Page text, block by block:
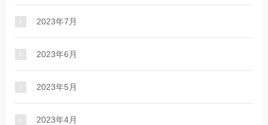
2023年7月
2023年6月
2023年5月
2023年4月